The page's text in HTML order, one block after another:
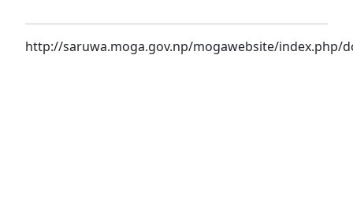
http://saruwa.moga.gov.np/mogawebsite/index.php/